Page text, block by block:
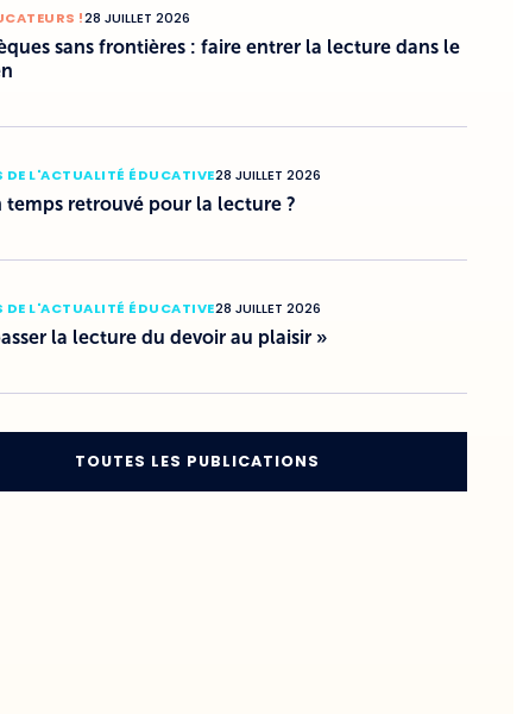
!28 JUILLET 2026
sans frontières : faire entrer la lecture dans le
DE L'ACTUALITÉ ÉDUCATIVE28 JUILLET 2026
temps retrouvé pour la lecture ?
DE L'ACTUALITÉ ÉDUCATIVE28 JUILLET 2026
la lecture du devoir au plaisir »
TOUTES LES PUBLICATIONS